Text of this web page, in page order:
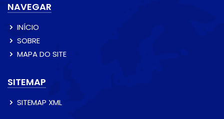
NAVEGAR
INÍCIO
SOBRE
MAPA DO SITE
SITEMAP
SITEMAP XML